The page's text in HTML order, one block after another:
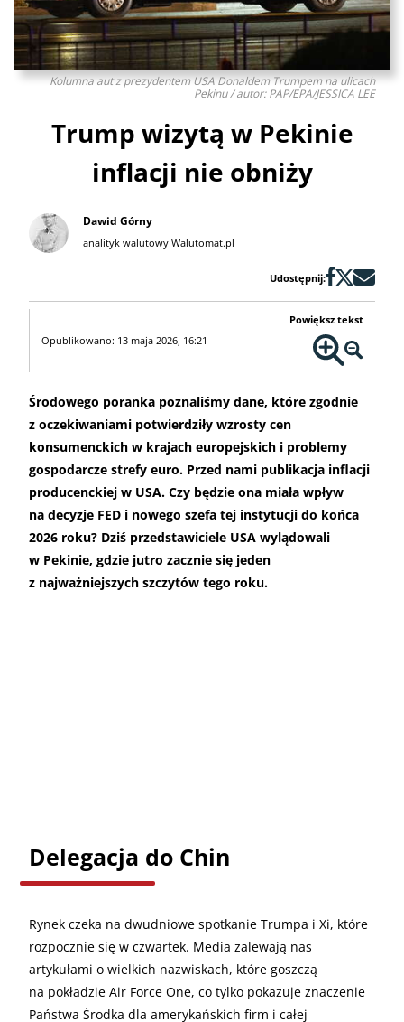
Kolumna aut z prezydentem USA Donaldem Trumpem na ulicach
Pekinu / autor: PAP/EPA/JESSICA LEE
Trump wizytą w Pekinie
inflacji nie obniży
Dawid Górny
analityk walutowy Walutomat.pl
Udostępnij:
Opublikowano: 13 maja 2026, 16:21
Powiększ tekst
Środowego poranka poznaliśmy dane, które zgodnie
z oczekiwaniami potwierdziły wzrosty cen
konsumenckich w krajach europejskich i problemy
gospodarcze strefy euro. Przed nami publikacja inflacji
producenckiej w USA. Czy będzie ona miała wpływ
na decyzje FED i nowego szefa tej instytucji do końca
2026 roku? Dziś przedstawiciele USA wylądowali
w Pekinie, gdzie jutro zacznie się jeden
z najważniejszych szczytów tego roku.
Delegacja do Chin
Rynek czeka na dwudniowe spotkanie Trumpa i Xi, które
rozpocznie się w czwartek. Media zalewają nas
artykułami o wielkich nazwiskach, które goszczą
na pokładzie Air Force One, co tylko pokazuje znaczenie
Państwa Środka dla amerykańskich firm i całej